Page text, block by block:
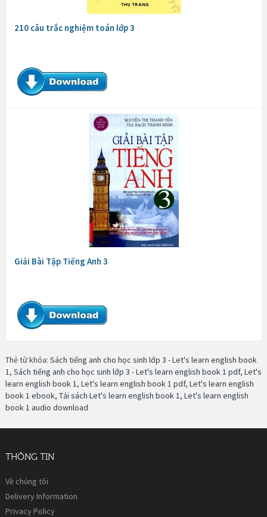
210 câu trắc nghiệm toán lớp 3
Giải Bài Tập Tiếng Anh 3
Thẻ từ khóa: Sách tiếng anh cho học sinh lớp 3 - Let's learn english book
1, Sách tiếng anh cho học sinh lớp 3 - Let's learn english book 1 pdf, Let's
learn english book 1, Let's learn english book 1 pdf, Let's learn english
book 1 ebook, Tải sách Let's learn english book 1, Let's learn english
book 1 audio download
THÔNG TIN
Về chúng tôi
Delivery Information
Privacy Policy